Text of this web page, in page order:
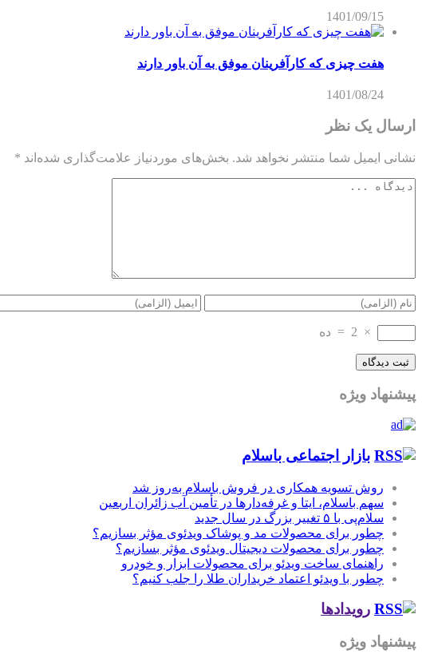
1401/09/15
هفت چیزی که کارآفرینان موفق به آن باور دارند
1401/08/24
ارسال یک نظر
نشانی ایمیل شما منتشر نخواهد شد. بخش‌های موردنیاز علامت‌گذاری شده‌اند *
×
2
= ده
پیشنهاد ویژه
بازار اجتماعی باسلام
روش تسویه همکاری در فروش باسلام به‌روز شد
سهم باسلام، ایتا و غرفه‌دارها در تأمین آب زائران اربعین
سلام‌پی با ۵ تغییر بزرگ در سال جدید
چطور برای محصولات مد و پوشاک ویدئوی مؤثر بسازیم؟
چطور برای محصولات دیجیتال ویدئوی مؤثر بسازیم؟
راهنمای ساخت ویدئو برای محصولات ابزار و خودرو
چطور با ویدئو اعتماد خریداران طلا را جلب کنیم؟
رویدادها
پیشنهاد ویژه